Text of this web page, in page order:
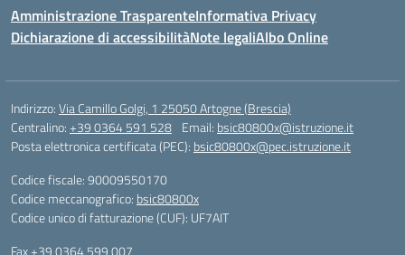
Amministrazione TrasparenteInformativa Privacy
Dichiarazione di accessibilitàNote legaliAlbo Online
Indirizzo:Via Camillo Golgi, 1 25050 Artogne (Brescia)
Centralino:+39 0364 591 528 Email: bsic80800x@istruzione.it
Posta elettronica certificata (PEC): bsic80800x@pec.istruzione.it
Codice fiscale: 90009550170
Codice meccanografico: bsic80800x
Codice unico di fatturazione (CUF): UF7AIT
Fax +39 0364 599 007